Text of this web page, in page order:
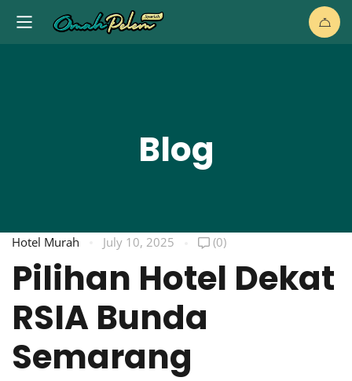
Blog
Hotel Murah July 10, 2025 (0)
Pilihan Hotel Dekat
RSIA Bunda
Semarang